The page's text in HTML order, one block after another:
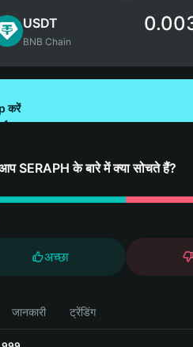
USDT
BNB Chain
करें
SERAPH के बारे में क्या सोचते हैं?
अच्छा
जानकारी ट्रेंडिंग